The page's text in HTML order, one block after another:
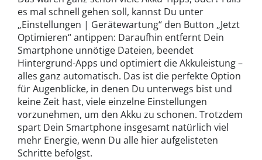
es mal schnell gehen soll, kannst Du unter
„Einstellungen | Gerätewartung“ den Button „Jetzt
Optimieren“ antippen: Daraufhin entfernt Dein
Smartphone unnötige Dateien, beendet
Hintergrund-Apps und optimiert die Akkuleistung –
alles ganz automatisch. Das ist die perfekte Option
für Augenblicke, in denen Du unterwegs bist und
keine Zeit hast, viele einzelne Einstellungen
vorzunehmen, um den Akku zu schonen. Trotzdem
spart Dein Smartphone insgesamt natürlich viel
mehr Energie, wenn Du alle hier aufgelisteten
Schritte befolgst.